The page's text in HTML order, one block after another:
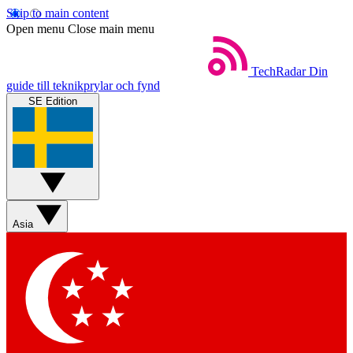
Skip to main content
Open menu Close main menu
TechRadar Din
guide till teknikprylar och fynd
SE Edition
Asia